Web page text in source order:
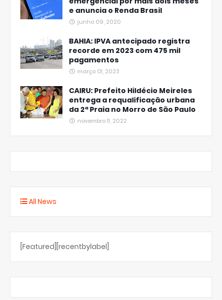
e anuncia o Renda Brasil
junho 09, 2020
BAHIA: IPVA antecipado registra
recorde em 2023 com 475 mil
pagamentos
março 01, 2023
CAIRU: Prefeito Hildécio Meireles
entrega a requalificação urbana
da 2ª Praia no Morro de São Paulo
novembro 11, 2022
All News
[Featured][recentbylabel]